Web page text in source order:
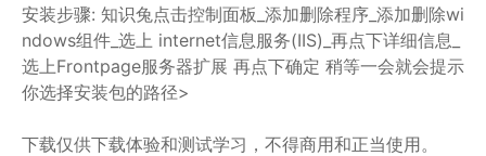
安装步骤: 知识兔点击控制面板_添加删除程序_添加删除wi
ndows组件_选上 internet信息服务(IIS)_再点下详细信息_
选上Frontpage服务器扩展 再点下确定 稍等一会就会提示
你选择安装包的路径>
下载仅供下载体验和测试学习，不得商用和正当使用。